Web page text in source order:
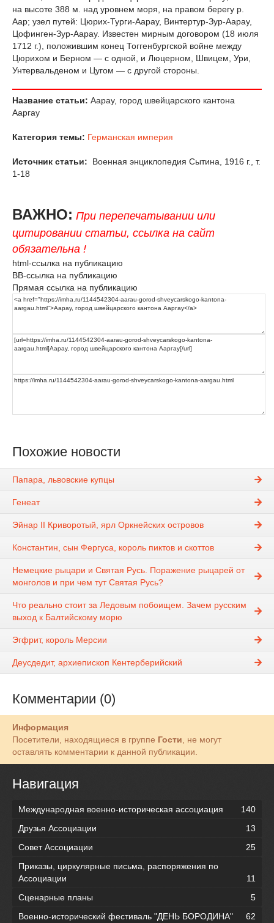
на высоте 388 м. над уровнем моря, на правом берегу р.
Аар; узел путей: Цюрих-Турги-Аарау, Винтертур-Зур-Аарау,
Цофинген-Зур-Аарау. Известен мирным договором (18 июля
1712 г.), положившим конец Тоггенбургской войне между
Цюрихом и Берном — с одной, и Люцерном, Швицем, Ури,
Унтервальденом и Цугом — с другой стороны.
Название статьи: Аарау, город швейцарского кантона
Ааргау
Категория темы: Германская империя
Источник статьи:
Военная энциклопедия Сытина, 1916 г., т.
1-18
ВАЖНО: При перепечатывании или
цитировании статьи, ссылка на сайт
обязательна !
html-ссылка на публикацию
BB-ссылка на публикацию
Прямая ссылка на публикацию
Похожие новости
Папара, львовские купцы
Генеат
Эйнар II Криворотый, ярл Оркнейских островов
Константин, сын Фергуса, король пиктов и скоттов
Немецкие рыцари и Святая Русь. Поражение рыцарей от
монголов и при чем тут Святая Русь?
Что реально стоит за Ледовым побоищем. Зачем русским
выход к Балтийскому морю
Эгфрит, король Мерсии
Деусдедит, архиепископ Кентерберийский
Комментарии (0)
Информация
Посетители, находящиеся в группе Гости , не могут
оставлять комментарии к данной публикации.
Навигация
Международная военно-историческая ассоциация
140
Друзья Ассоциации
13
Совет Ассоциации
25
Приказы, циркулярные письма, распоряжения по
Ассоциации
11
Сценарные планы
5
Военно-исторический фестиваль "ДЕНЬ БОРОДИНА"
62